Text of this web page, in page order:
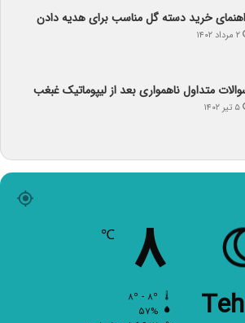
خرید دسته گل مناسب برای هدیه دادن
۲ مرداد ۱۴۰۲
سوالات متداول ناهمواری بعد از لیپوماتیک غبغب
۵ تیر ۱۴۰۲
صاف
۸
۵۷%
۶.۱۷ کیلومتر/ساعت